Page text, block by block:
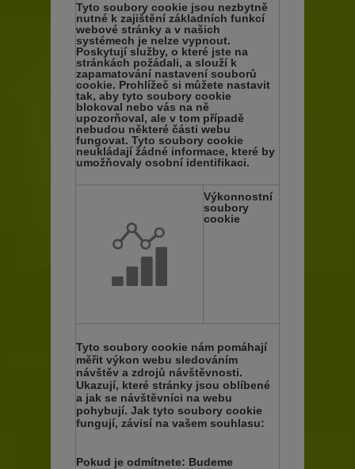
Tyto soubory cookie jsou nezbytně
nutné k zajištění základních funkcí
webové stránky a v našich
systémech je nelze vypnout.
Poskytují služby, o které jste na
stránkách požádali, a slouží k
zapamatování nastavení souborů
cookie. Prohlížeč si můžete nastavit
tak, aby tyto soubory cookie
blokoval nebo vás na ně
upozorňoval, ale v tom případě
nebudou některé části webu
fungovat. Tyto soubory cookie
neukládají žádné informace, které by
umožňovaly osobní identifikaci.
Výkonnostní
soubory
cookie
Tyto soubory cookie nám pomáhají
měřit výkon webu sledováním
návštěv a zdrojů návštěvnosti.
Ukazují, které stránky jsou oblíbené
a jak se návštěvníci na webu
pohybují. Jak tyto soubory cookie
fungují, závisí na vašem souhlasu:
Pokud je odmítnete: Budeme